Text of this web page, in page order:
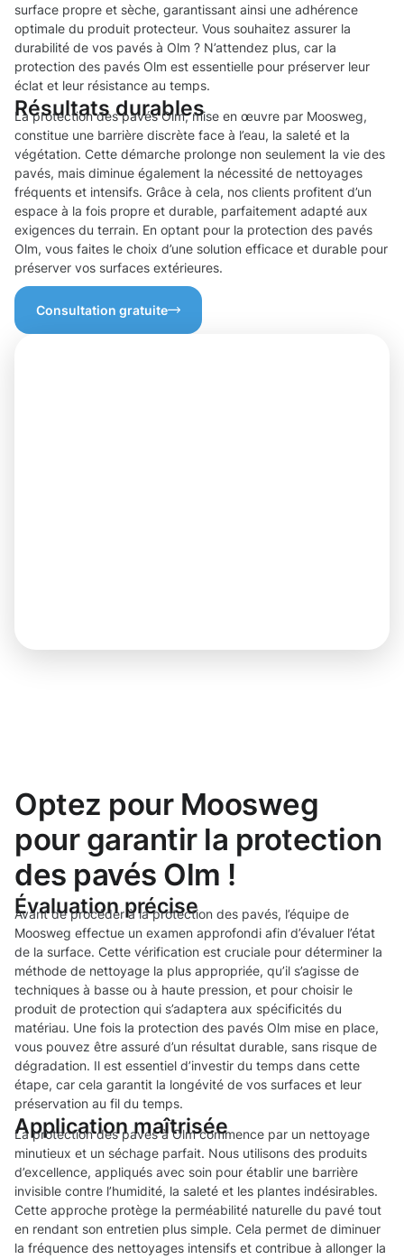
surface propre et sèche, garantissant ainsi une adhérence
optimale du produit protecteur. Vous souhaitez assurer la
durabilité de vos pavés à Olm ? N’attendez plus, car la
protection des pavés Olm est essentielle pour préserver leur
éclat et leur résistance au temps.
Résultats durables
La protection des pavés Olm, mise en œuvre par Moosweg,
constitue une barrière discrète face à l’eau, la saleté et la
végétation. Cette démarche prolonge non seulement la vie des
pavés, mais diminue également la nécessité de nettoyages
fréquents et intensifs. Grâce à cela, nos clients profitent d’un
espace à la fois propre et durable, parfaitement adapté aux
exigences du terrain. En optant pour la protection des pavés
Olm, vous faites le choix d’une solution efficace et durable pour
préserver vos surfaces extérieures.
Consultation gratuite
Optez pour Moosweg
pour garantir la protection
des pavés Olm !
Évaluation précise
Avant de procéder à la protection des pavés, l’équipe de
Moosweg effectue un examen approfondi afin d’évaluer l’état
de la surface. Cette vérification est cruciale pour déterminer la
méthode de nettoyage la plus appropriée, qu’il s’agisse de
techniques à basse ou à haute pression, et pour choisir le
produit de protection qui s’adaptera aux spécificités du
matériau. Une fois la protection des pavés Olm mise en place,
vous pouvez être assuré d’un résultat durable, sans risque de
dégradation. Il est essentiel d’investir du temps dans cette
étape, car cela garantit la longévité de vos surfaces et leur
préservation au fil du temps.
Application maîtrisée
La protection des pavés à Olm commence par un nettoyage
minutieux et un séchage parfait. Nous utilisons des produits
d’excellence, appliqués avec soin pour établir une barrière
invisible contre l’humidité, la saleté et les plantes indésirables.
Cette approche protège la perméabilité naturelle du pavé tout
en rendant son entretien plus simple. Cela permet de diminuer
la fréquence des nettoyages intensifs et contribue à allonger la